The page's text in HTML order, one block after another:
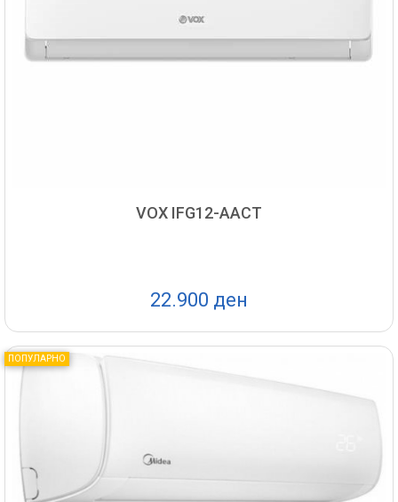
VOX IFG12-AACT
22.900 ден
ПОПУЛАРНО